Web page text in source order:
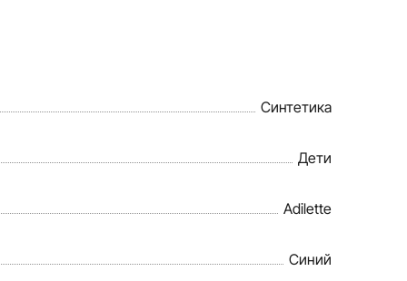
Синтетика
Дети
Adilette
Синий